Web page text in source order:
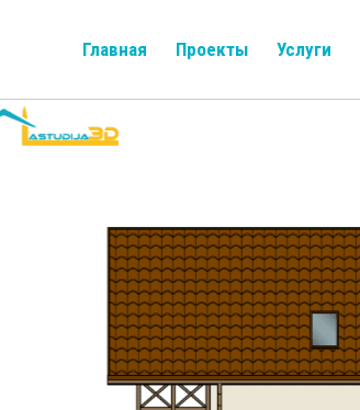
Главная Проекты Услуги